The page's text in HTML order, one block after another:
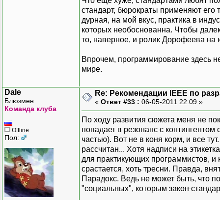
стандарт, бюрократы применяют его
дурная, на мой вкус, практика в
которых необоснованна. Чтобы
то, наверное, и ролик Дорофеева на
Впрочем, программирование здесь
мире.
Dale
Блюзмен
Команда клуба
Offline
Пол:
Re: Рекомендации IEEE по
« Ответ #33 : 06-05-2011 22:09 »
По ходу развития сюжета меня не
попадает в резонанс с
частью). Вот не в коня корм, и все
рассчитан... Хотя надписи на
для практикующих программистов,
срастается, хоть тресни. Правда,
Парадокс. Ведь не может быть, что
"социальных", которым закон